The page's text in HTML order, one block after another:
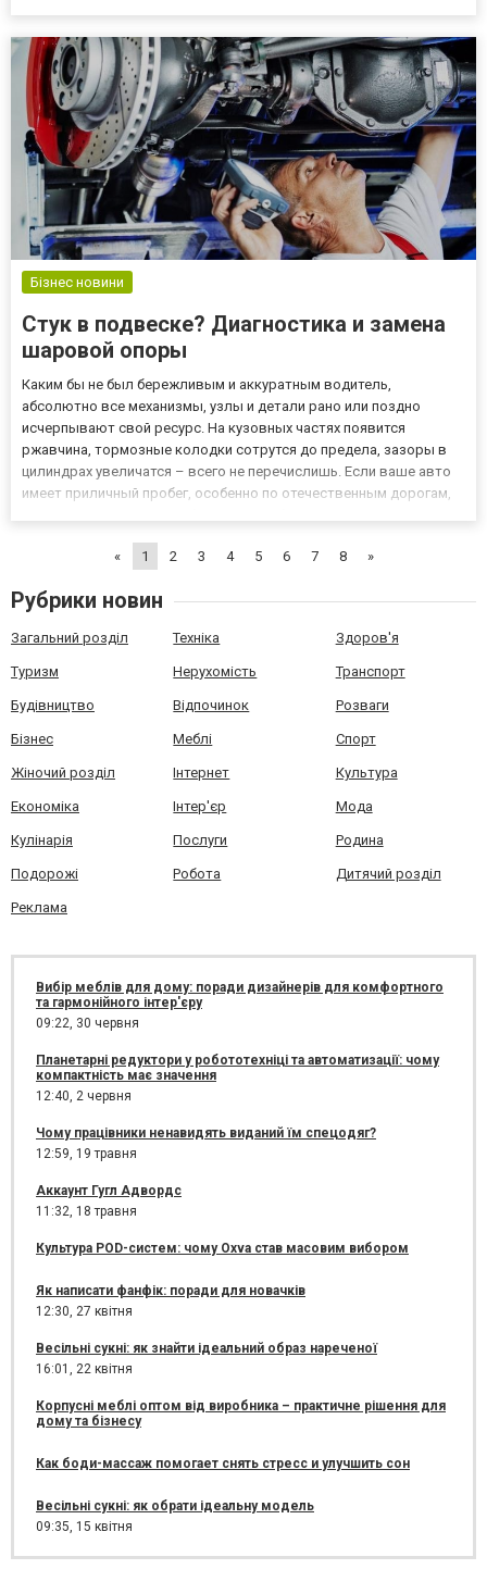
уверенно чувствует себя за рулем, так р...
Бізнес новини
Стук в подвеске? Диагностика и замена
шаровой опоры
Каким бы не был бережливым и аккуратным водитель,
абсолютно все механизмы, узлы и детали рано или поздно
исчерпывают свой ресурс. На кузовных частях появится
ржавчина, тормозные колодки сотрутся до предела, зазоры в
цилиндрах увеличатся – всего не перечислишь. Если ваше авто
имеет приличный пробег, особенно по отечественным дорогам,
движении с н...
« 1 2 3 4 5 6 7 8 »
Рубрики новин
Загальний розділ Техніка Здоров'я
Туризм Нерухомість Транспорт
Будівництво Відпочинок Розваги
Бізнес Меблі Спорт
Жіночий розділ Інтернет Культура
Економіка Інтер'єр Мода
Кулінарія Послуги Родина
Подорожі Робота Дитячий розділ
Реклама
Вибір меблів для дому: поради дизайнерів для комфортного
та гармонійного інтер'єру
09:22, 30 червня
Планетарні редуктори у робототехніці та автоматизації: чому
компактність має значення
12:40, 2 червня
Чому працівники ненавидять виданий їм спецодяг?
12:59, 19 травня
Аккаунт Гугл Адвордс
11:32, 18 травня
Культура POD-систем: чому Oxva став масовим вибором
Як написати фанфік: поради для новачків
12:30, 27 квітня
Весільні сукні: як знайти ідеальний образ нареченої
16:01, 22 квітня
Корпусні меблі оптом від виробника – практичне рішення для
дому та бізнесу
Как боди-массаж помогает снять стресс и улучшить сон
Весільні сукні: як обрати ідеальну модель
09:35, 15 квітня